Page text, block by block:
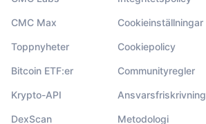
CMC Max
Toppnyheter
Bitcoin ETF:er
Krypto-API
DexScan
Cookieinställningar
Cookiepolicy
Communityregler
Ansvarsfriskrivning
Metodologi